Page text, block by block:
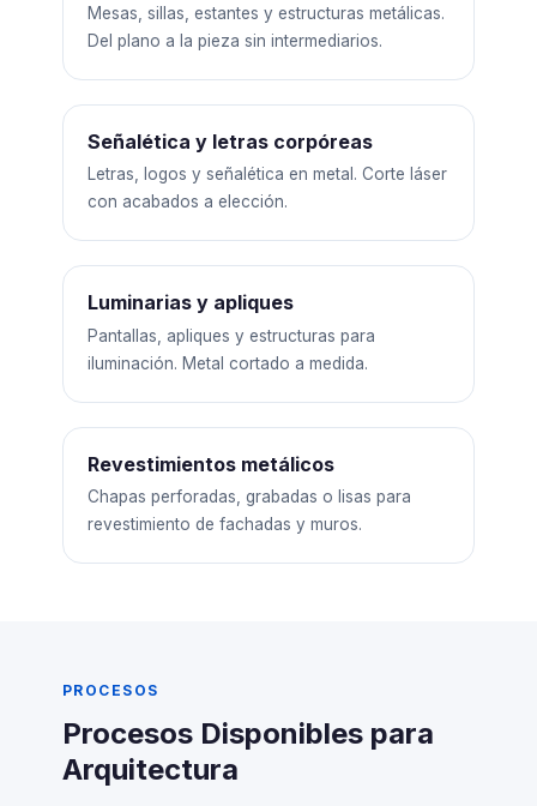
Mesas, sillas, estantes y estructuras metálicas.
Del plano a la pieza sin intermediarios.
Señalética y letras corpóreas
Letras, logos y señalética en metal. Corte láser
con acabados a elección.
Luminarias y apliques
Pantallas, apliques y estructuras para
iluminación. Metal cortado a medida.
Revestimientos metálicos
Chapas perforadas, grabadas o lisas para
revestimiento de fachadas y muros.
PROCESOS
Procesos Disponibles para
Arquitectura